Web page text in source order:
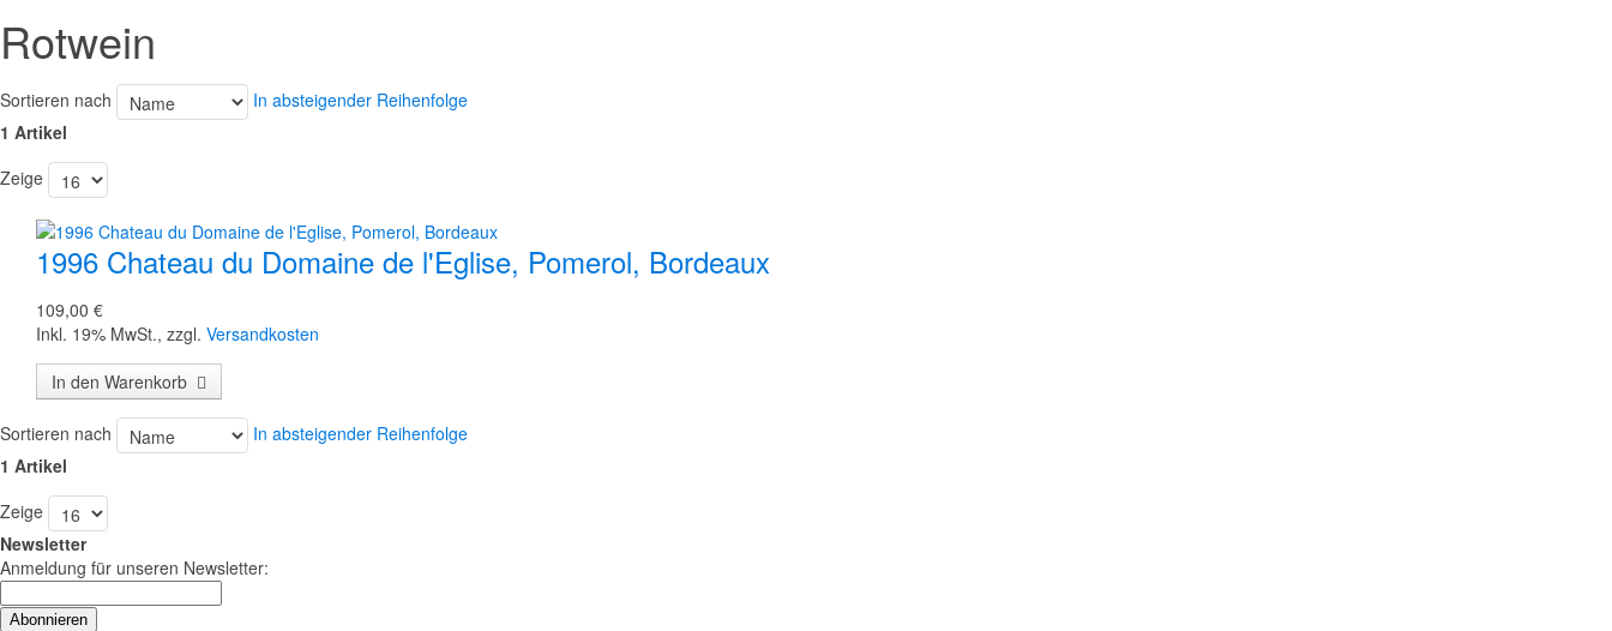
Rotwein
Sortieren nach
In absteigender Reihenfolge
1 Artikel
Zeige
1996 Chateau du Domaine de l'Eglise, Pomerol, Bordeaux
109,00 €
Inkl. 19% MwSt., zzgl. Versandkosten
In den Warenkorb
Sortieren nach
In absteigender Reihenfolge
1 Artikel
Zeige
Newsletter
Anmeldung für unseren Newsletter:
Abonnieren